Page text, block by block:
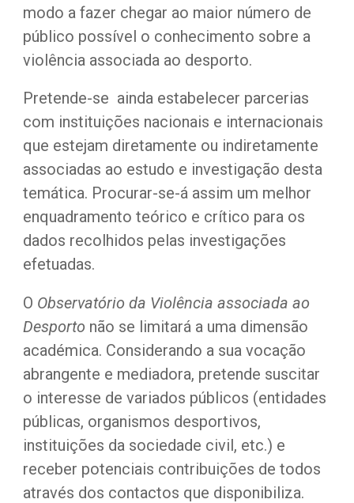
modo a fazer chegar ao maior número de
público possível o conhecimento sobre a
violência associada ao desporto.
Pretende-se  ainda estabelecer parcerias
com instituições nacionais e internacionais
que estejam diretamente ou indiretamente
associadas ao estudo e investigação desta
temática. Procurar-se-á assim um melhor
enquadramento teórico e crítico para os
dados recolhidos pelas investigações
efetuadas.
O Observatório da Violência associada ao
Desporto não se limitará a uma dimensão
académica. Considerando a sua vocação
abrangente e mediadora, pretende suscitar
o interesse de variados públicos (entidades
públicas, organismos desportivos,
instituições da sociedade civil, etc.) e
receber potenciais contribuições de todos
através dos contactos que disponibiliza.